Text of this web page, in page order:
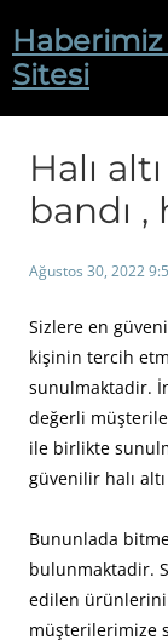
geç
Sitesi
Halı
bandı ,
Ağustos 30, 2022
Sizlere en
kişinin tercih
sunulmaktadir.
değerli
ile birlikte
güvenilir halı
Bununlada
bulunmaktadir.
edilen
müşterilerimize